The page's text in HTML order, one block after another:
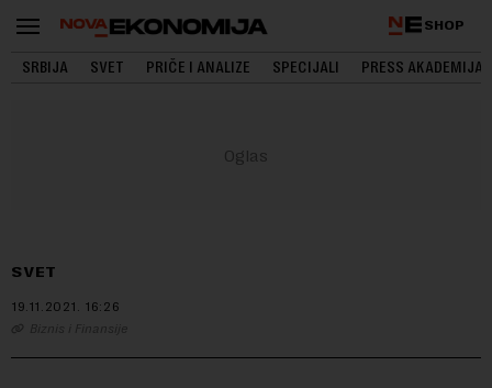
SHOP
SRBIJA SVET PRIČE I ANALIZE SPECIJALI PRESS AKADEMIJA
SVET
19.11.2021. 16:26
Biznis i Finansije